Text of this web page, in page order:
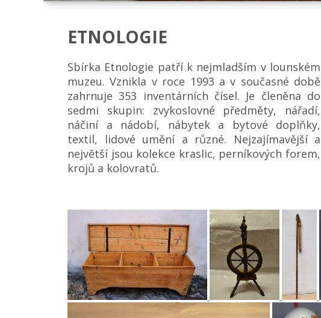
ETNOLOGIE
Sbírka Etnologie patří k nejmladším v lounském
muzeu. Vznikla v roce 1993 a v současné době
zahrnuje 353 inventárních čísel. Je členěna do
sedmi skupin: zvykoslovné předměty, nářadí,
náčiní a nádobí, nábytek a bytové doplňky,
textil, lidové umění a různé. Nejzajímavější a
největší jsou kolekce kraslic, perníkových forem,
krojů a kolovratů.